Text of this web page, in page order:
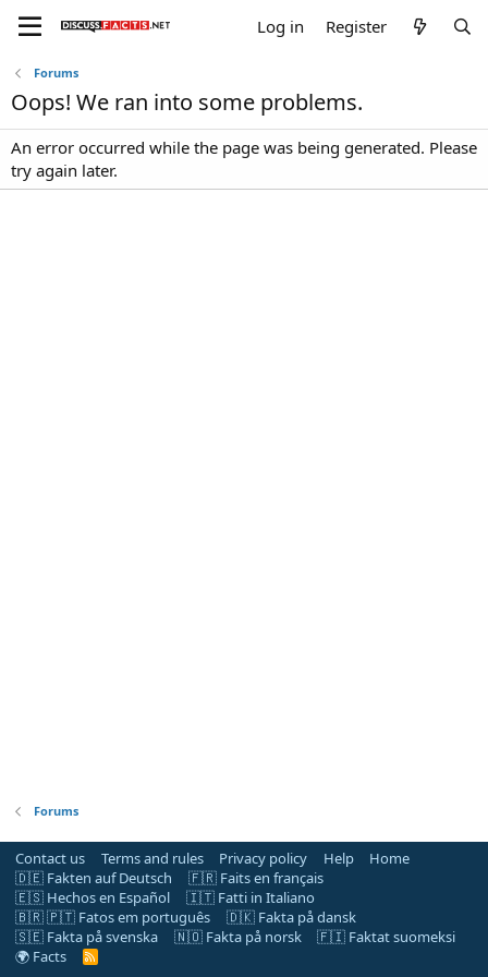
Log in Register
Forums
Oops! We ran into some problems.
An error occurred while the page was being generated. Please
try again later.
Forums
Contact us Terms and rules Privacy policy Help
Home
🇩🇪 Fakten auf Deutsch
🇫🇷 Faits en français
🇪🇸 Hechos en Español
🇮🇹 Fatti in Italiano
🇧🇷 🇵🇹 Fatos em português
🇩🇰 Fakta på dansk
🇸🇪 Fakta på svenska
🇳🇴 Fakta på norsk
🇫🇮 Faktat suomeksi
🌍 Facts
R